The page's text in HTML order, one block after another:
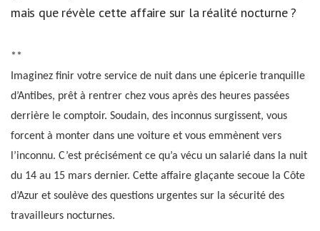
mais que révèle cette affaire sur la réalité nocturne ?
**
Imaginez finir votre service de nuit dans une épicerie tranquille
d’Antibes, prêt à rentrer chez vous après des heures passées
derrière le comptoir. Soudain, des inconnus surgissent, vous
forcent à monter dans une voiture et vous emmènent vers
l’inconnu. C’est précisément ce qu’a vécu un salarié dans la nuit
du 14 au 15 mars dernier. Cette affaire glaçante secoue la Côte
d’Azur et soulève des questions urgentes sur la sécurité des
travailleurs nocturnes.